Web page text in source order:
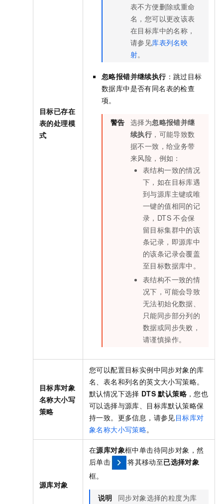
目标已存在
表的处理模
式
表不方便删除或重命
名，您可以更改该表
在目标库中的名称，
请参见库表列名映
射。
忽略报错并继续执行：跳过目标
数据库中是否有同名表的检查
项。
警告 选择为忽略报错并继
续执行 ，可能导致数
据不一致，给业务带
来风险，例如：
表结构一致的情况
下，如在目标库遇
到与源库主键或唯
一键的值相同的记
录，DTS 不会保
留目标集群中的该
条记录，即源库中
的该条记录会覆盖
至目标数据库中。
表结构不一致的情
况下，可能会导致
无法初始化数据、
只能同步部分列的
数据或同步失败，
请谨慎操作。
目标库对象
名称大小写
策略
您可以配置目标实例中同步对象的库
名、表名和列名的英文大小写策略。
默认情况下选择 DTS 默认策略 ，您也
可以选择与源库、目标库默认策略保
持一致。更多信息，请参见目标库对
象名称大小写策略。
源库对象
在源库对象框中单击待同步对象，然
后单击
将其移动至已选择对象
框。
说明
同步对象选择的粒度为库